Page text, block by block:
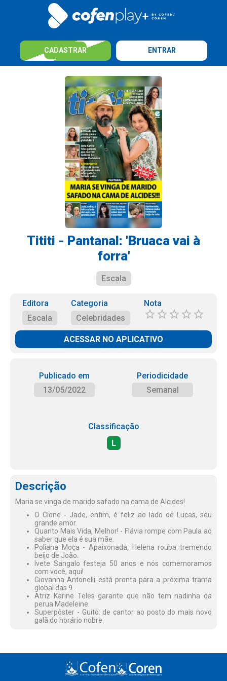
CADASTRAR ENTRAR
Tititi - Pantanal: 'Bruaca vai à
forra'
Escala
Editora
Escala
Categoria
Celebridades
Nota
ACESSAR NO APLICATIVO
Publicado em
13/05/2022
Periodicidade
Semanal
Classificação
L
Descrição
Maria se vinga de marido safado na cama de Alcides!
O Clone - Jade, enfim, é feliz ao lado de Lucas, seu
grande amor.
Quanto Mais Vida, Melhor! - Flávia rompe com Paula ao
saber que ela é sua mãe.
Poliana Moça - Apaixonada, Helena rouba tremendo
beijo de João.
Ivete Sangalo festeja 50 anos e nós comemoramos
com você, aqui!
Giovanna Antonelli está pronta para a próxima trama
global das 9.
Atriz Karine Teles garante que não tem nadinha da
perua Madeleine.
Superpôster - Guito: de cantor ao posto do mais novo
galã do horário nobre.